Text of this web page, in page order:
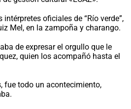
oficiales de “Río verde”,
Mel, en la zampoña y charango.
de expresar el orgullo que le
quien los acompañó hasta el
fue todo un acontecimiento,